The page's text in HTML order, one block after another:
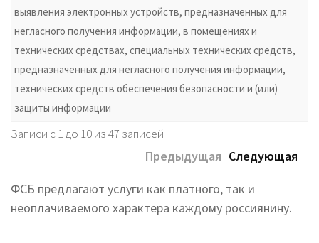
выявления электронных устройств, предназначенных для
негласного получения информации, в помещениях и
технических средствах, специальных технических средств,
предназначенных для негласного получения информации,
технических средств обеспечения безопасности и (или)
защиты информации
Записи с 1 до 10 из 47 записей
Предыдущая Следующая
ФСБ предлагают услуги как платного, так и
неоплачиваемого характера каждому россиянину.